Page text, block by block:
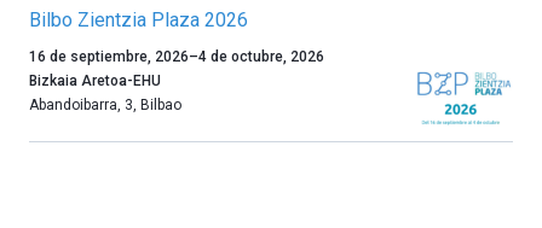
Bilbo Zientzia Plaza 2026
Un
año
más,
16 de septiembre, 2026–4 de octubre, 2026
Bizkaia Aretoa-EHU
Abandoibarra, 3, Bilbao